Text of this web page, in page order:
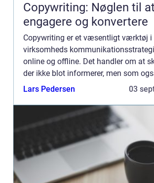
Copywriting: Nøglen til at
engagere og konvertere
Copywriting er et væsentligt værktøj i
virksomheds
online og offline. Det handler om at
der ikke blot informerer, men som
og motiverer læseren til ...
Lars Pedersen 03